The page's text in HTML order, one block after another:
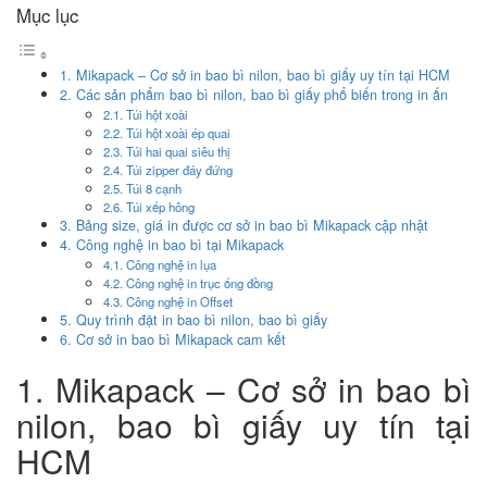
Mục lục
1. Mikapack – Cơ sở in bao bì nilon, bao bì giấy uy tín tại HCM
2. Các sản phẩm bao bì nilon, bao bì giấy phổ biến trong in ấn
2.1. Túi hột xoài
2.2. Túi hột xoài ép quai
2.3. Túi hai quai siêu thị
2.4. Túi zipper đáy đứng
2.5. Túi 8 cạnh
2.6. Túi xếp hông
3. Bảng size, giá in được cơ sở in bao bì Mikapack cập nhật
4. Công nghệ in bao bì tại Mikapack
4.1. Công nghệ in lụa
4.2. Công nghệ in trục ống đồng
4.3. Công nghệ in Offset
5. Quy trình đặt in bao bì nilon, bao bì giấy
6. Cơ sở in bao bì Mikapack cam kết
1. Mikapack – Cơ sở in bao bì
nilon, bao bì giấy uy tín tại
HCM